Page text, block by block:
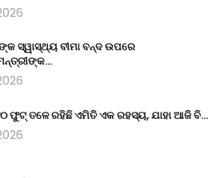
ସ୍ୱାସ୍ଥ୍ୟ ବୀମା ବନ୍ଦ ଉପରେ
ଫୁଟ୍ ତଳେ ରହିଛି ଏମିତି ଏକ ରହସ୍ୟ, ଯାହା ଆଜି ବି…